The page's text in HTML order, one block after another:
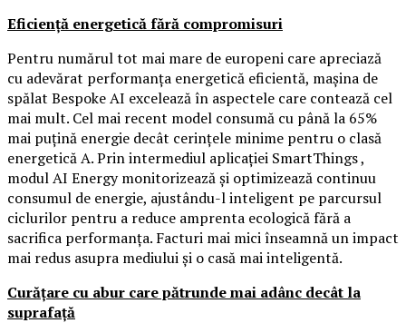
Eficiență energetică fără compromisuri
Pentru numărul tot mai mare de europeni care apreciază
cu adevărat performanța energetică eficientă, mașina de
spălat Bespoke AI excelează în aspectele care contează cel
mai mult. Cel mai recent model consumă cu până la 65%
mai puțină energie decât cerințele minime pentru o clasă
energetică A. Prin intermediul aplicației SmartThings ,
modul AI Energy monitorizează și optimizează continuu
consumul de energie, ajustându-l inteligent pe parcursul
ciclurilor pentru a reduce amprenta ecologică fără a
sacrifica performanța. Facturi mai mici înseamnă un impact
mai redus asupra mediului și o casă mai inteligentă.
Curățare cu abur care pătrunde mai adânc decât la
suprafață